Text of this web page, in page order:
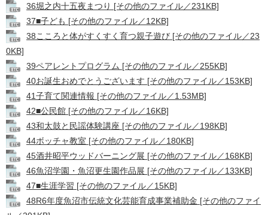
36堀之内十五夜まつり [その他のファイル／231KB]
37■子ども [その他のファイル／12KB]
38こころと体がすくすく育つ親子遊び [その他のファイル／23
0KB]
39ペアレントプログラム [その他のファイル／255KB]
40お誕生おめでとうございます [その他のファイル／153KB]
41子育て関連情報 [その他のファイル／1.53MB]
42■公民館 [その他のファイル／16KB]
43和太鼓と民謡体験講座 [その他のファイル／198KB]
44ボッチャ教室 [その他のファイル／180KB]
45酒井昭平ウッドバーニング展 [その他のファイル／168KB]
46魚沼学園・魚沼更生園作品展 [その他のファイル／133KB]
47■生涯学習 [その他のファイル／15KB]
48R6年度魚沼市伝統文化芸能育成事業補助金 [その他のファイ